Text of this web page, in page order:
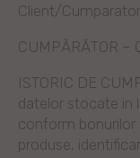
Client/
CUMPĂRĂTOR –
ISTORIC DE
datelor stocate in
conform bonurilor
produse,